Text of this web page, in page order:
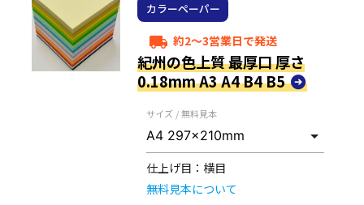
カラーペーパー
local_shipping 約2～3営業日で発送
紀州の色上質 最厚口 厚さ
0.18mm A3 A4 B4 B5
サイズ / 無料見本
仕上げ目： 横目
無料見本について